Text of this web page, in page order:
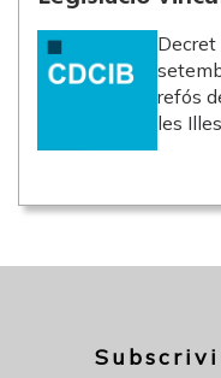
refós
les